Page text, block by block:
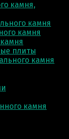
камня,
камня
камня
плиты
камня
камня